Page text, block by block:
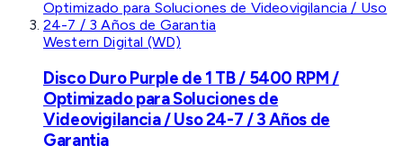
Western Digital (WD)
Disco Duro Purple de 1 TB / 5400 RPM /
Optimizado para Soluciones de
Videovigilancia / Uso 24-7 / 3 Años de
Garantia